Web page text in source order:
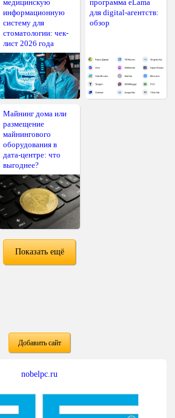
медицинскую
информационную
систему для
стоматологии: чек-
лист 2026 года
программа eLama
для digital-агентств:
обзор
Майнинг дома или
размещение
майнингового
оборудования в
дата-центре: что
выгоднее?
Показать ещё
Добавить сайт
nobelpc.ru